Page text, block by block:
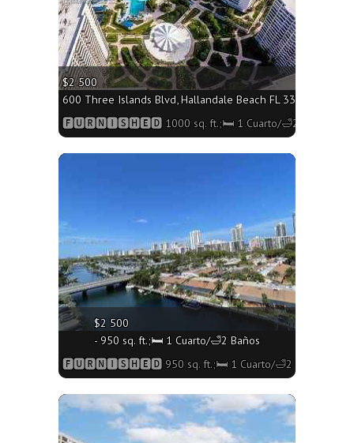
$2 500
600 Three Islands Blvd, Hallandale Beach FL 33009 -
🅵🆄🆁🅽🅸🆂🅷🅴🅳 1000 sq. ft.;🛏 1 Cuarto/🛁2 Baños
$2 500
- 950 sq. ft.;🛏 1 Cuarto/🛁2 Baños
🅵🆄🆁🅽🅸🆂🅷🅴🅳 950 sq. ft.;🛏 1 Cuarto/🛁2 Baños
More